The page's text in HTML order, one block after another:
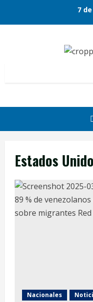
7
Estados
Nacionales